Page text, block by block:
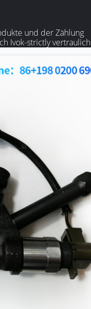
und der Zählung
Ivok-strictly vertraulich